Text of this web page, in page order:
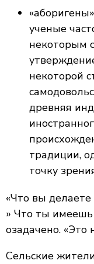
ученые
некоторым
некоторой
древняя
традиции,
точку
«Что вы делаете
» Что ты имеешь
озадачено. «Это
Сельские